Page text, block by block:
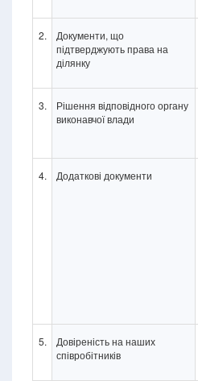
2.
Документи, що
підтверджують права на
ділянку
3.
Рішення відповідного органу
виконавчої влади
4. Додаткові документи
5.
Довіреність на наших
співробітників